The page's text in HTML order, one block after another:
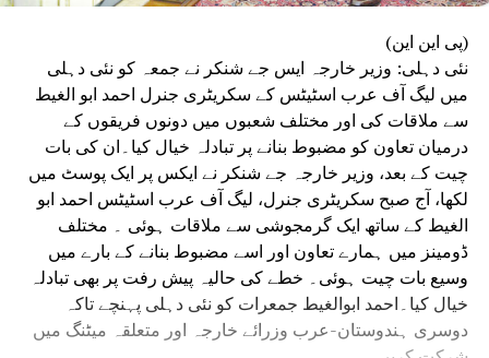
(پی این این)
نئی دہلی: وزیر خارجہ ایس جے شنکر نے جمعہ کو نئی دہلی
میں لیگ آف عرب اسٹیٹس کے سکریٹری جنرل احمد ابو الغیط
سے ملاقات کی اور مختلف شعبوں میں دونوں فریقوں کے
درمیان تعاون کو مضبوط بنانے پر تبادلہ خیال کیا۔ان کی بات
چیت کے بعد، وزیر خارجہ جے شنکر نے ایکس پر ایک پوسٹ میں
لکھا، آج صبح سکریٹری جنرل، لیگ آف عرب اسٹیٹس احمد ابو
الغیط کے ساتھ ایک گرمجوشی سے ملاقات ہوئی ۔ مختلف
ڈومینز میں ہمارے تعاون اور اسے مضبوط بنانے کے بارے میں
وسیع بات چیت ہوئی۔ خطے کی حالیہ پیش رفت پر بھی تبادلہ
خیال کیا۔احمد ابوالغیط جمعرات کو نئی دہلی پہنچے تاکہ
دوسری ہندوستان-عرب وزرائے خارجہ اور متعلقہ میٹنگ میں